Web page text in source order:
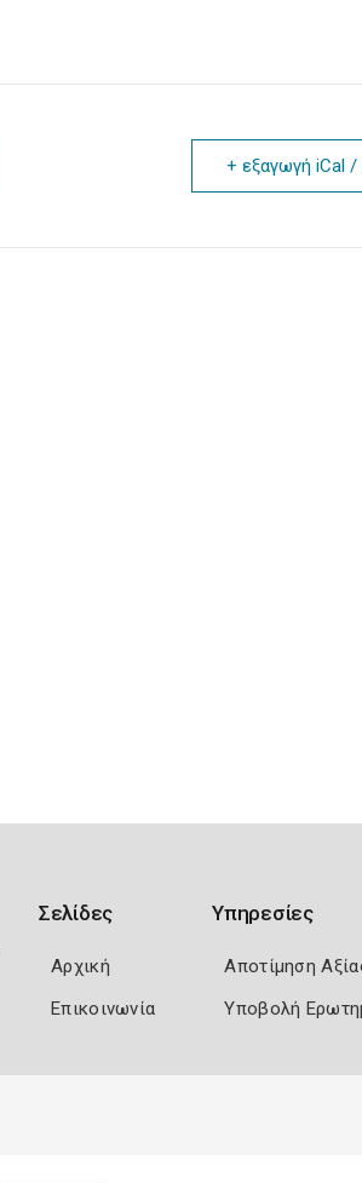
+ εξαγωγή iCal /
Σελίδες
Αρχική
Επικοινωνία
Υπηρεσίες
Αποτίμηση
Υποβολή